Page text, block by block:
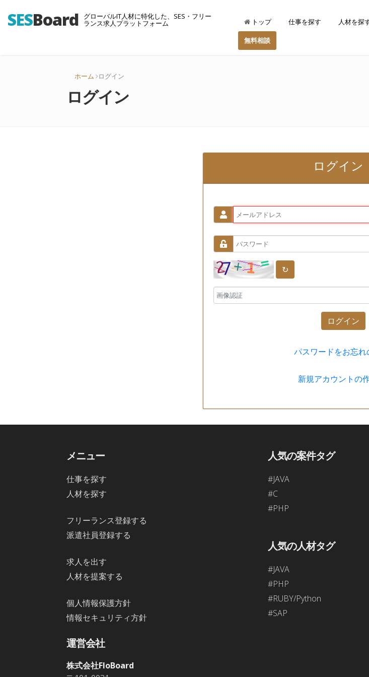
SESBoard グローバルIT人材に特化した、SES・フリー
ランス求人プラットフォーム トップ 仕事を探す 人材を探
無料相談
ホーム ログイン
ログイン
ログイン
↻
ログイン
パスワードをお忘れ
新規アカウントの
メニュー
仕事を探す
人材を探す
フリーランス登録する
派遣社員登録する
求人を出す
人材を提案する
個人情報保護方針
情報セキュリティ方針
人気の案件タグ
#JAVA
#C
#PHP
人気の人材タグ
#JAVA
#PHP
#RUBY/Python
#SAP
運営会社
株式会社FloBoard